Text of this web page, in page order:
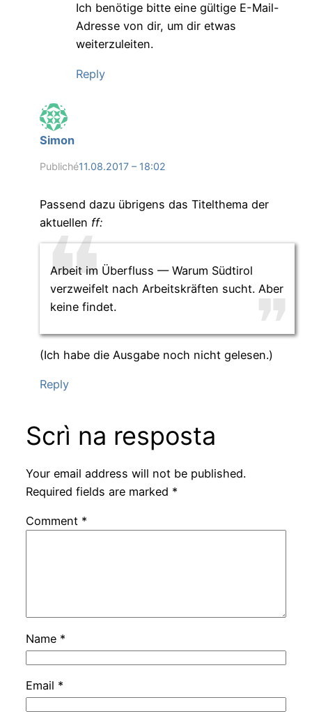
Ich benötige bitte eine gültige E-Mail-
Adresse von dir, um dir etwas
weiterzuleiten.
Reply
Simon
Publiché11.08.2017 – 18:02
Passend dazu übrigens das Titelthema der
aktuellen ff:
Arbeit im Überfluss — Warum Südtirol
verzweifelt nach Arbeitskräften sucht. Aber
keine findet.
(Ich habe die Ausgabe noch nicht gelesen.)
Reply
Scrì na resposta
Your email address will not be published.
Required fields are marked *
Comment *
Name *
Email *